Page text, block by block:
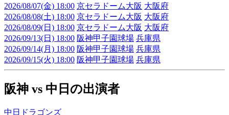
2026/08/07(金) 18:00 京セラドーム大阪 大阪府
2026/08/08(土) 18:00 京セラドーム大阪 大阪府
2026/08/09(日) 18:00 京セラドーム大阪 大阪府
2026/09/13(日) 18:00 阪神甲子園球場 兵庫県
2026/09/14(月) 18:00 阪神甲子園球場 兵庫県
2026/09/15(火) 18:00 阪神甲子園球場 兵庫県
阪神 vs 中日の出演者
中日ドラゴンズ